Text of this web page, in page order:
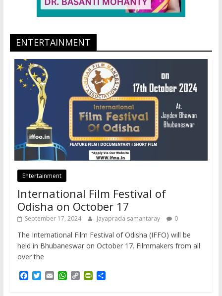
ENTERTAINMENT
Entertainment
International Film Festival of
Odisha on October 17
September 17, 2024 Jayaprada samantaray 0
The International Film Festival of Odisha (IFFO) will be
held in Bhubaneswar on October 17. Filmmakers from all
over the
F
T
E
W C
P
S